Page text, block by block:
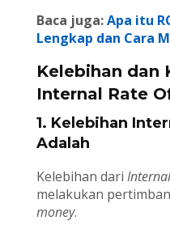
Baca juga:Apa itu
Lengkap dan Cara
Kelebihan dan
Internal Rate
1. Kelebihan
Adalah
Kelebihan dari
melakukan
money.